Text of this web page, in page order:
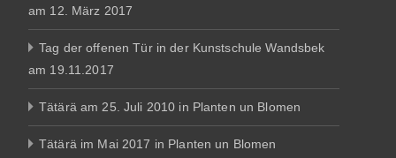
am 12. März 2017
Tag der offenen Tür in der Kunstschule Wandsbek
am 19.11.2017
Tätärä am 25. Juli 2010 in Planten un Blomen
Tätärä im Mai 2017 in Planten un Blomen